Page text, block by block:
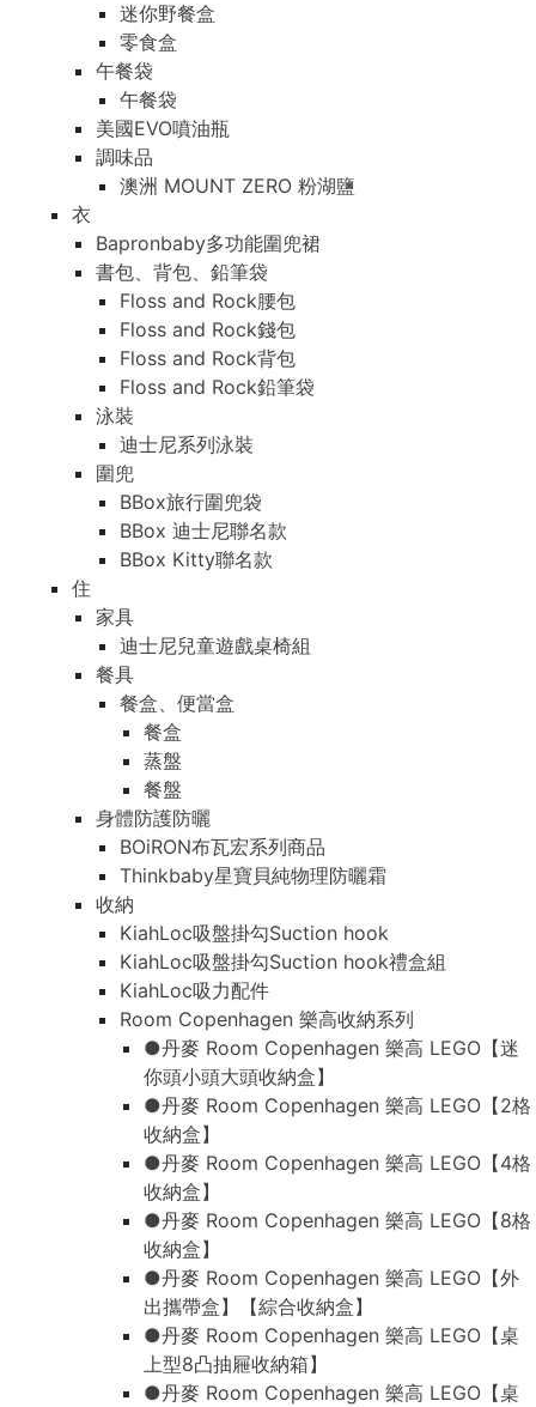
迷你野餐盒
零食盒
午餐袋
午餐袋
美國EVO噴油瓶
調味品
澳洲 MOUNT ZERO 粉湖鹽
衣
Bapronbaby多功能圍兜裙
書包、背包、鉛筆袋
Floss and Rock腰包
Floss and Rock錢包
Floss and Rock背包
Floss and Rock鉛筆袋
泳裝
迪士尼系列泳裝
圍兜
BBox旅行圍兜袋
BBox 迪士尼聯名款
BBox Kitty聯名款
住
家具
迪士尼兒童遊戲桌椅組
餐具
餐盒、便當盒
餐盒
蒸盤
餐盤
身體防護防曬
BOiRON布瓦宏系列商品
Thinkbaby星寶貝純物理防曬霜
收納
KiahLoc吸盤掛勾Suction hook
KiahLoc吸盤掛勾Suction hook禮盒組
KiahLoc吸力配件
Room Copenhagen 樂高收納系列
●丹麥 Room Copenhagen 樂高 LEGO【迷
你頭小頭大頭收納盒】
●丹麥 Room Copenhagen 樂高 LEGO【2格
收納盒】
●丹麥 Room Copenhagen 樂高 LEGO【4格
收納盒】
●丹麥 Room Copenhagen 樂高 LEGO【8格
收納盒】
●丹麥 Room Copenhagen 樂高 LEGO【外
出攜帶盒】【綜合收納盒】
●丹麥 Room Copenhagen 樂高 LEGO【桌
上型8凸抽屜收納箱】
●丹麥 Room Copenhagen 樂高 LEGO【桌